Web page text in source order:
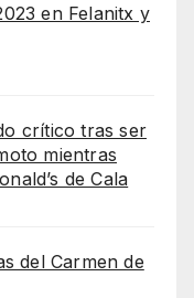
en Felanitx y
crítico tras ser
mientras
de Cala
del Carmen de